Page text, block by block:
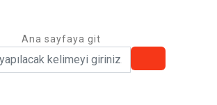
Ana sayfaya git